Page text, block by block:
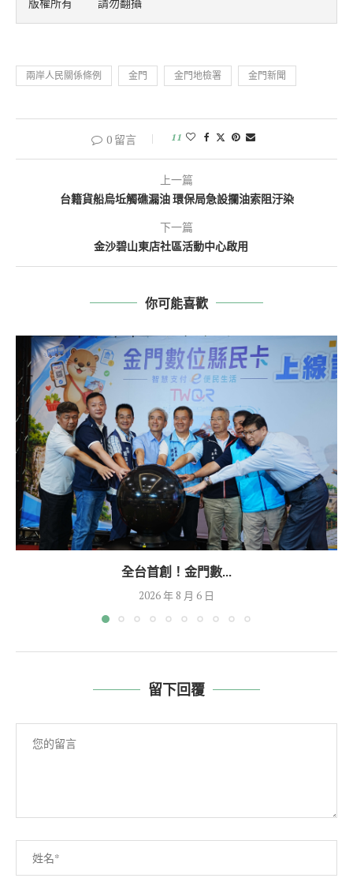
版權所有    請勿翻攝
兩岸人民關係條例 金門 金門地檢署 金門新聞
0 留言 11
上一篇
台籍貨船烏坵觸礁漏油 環保局急設攔油索阻汙染
下一篇
金沙碧山東店社區活動中心啟用
你可能喜歡
全台首創！金門數...
2026 年 8 月 6 日
留下回覆